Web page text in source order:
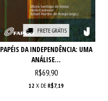
FRETE GRÁTIS
PAPÉIS DA INDEPENDÊNCIA: UMA
ANÁLISE...
R$69,90
12 X DE R$7,19